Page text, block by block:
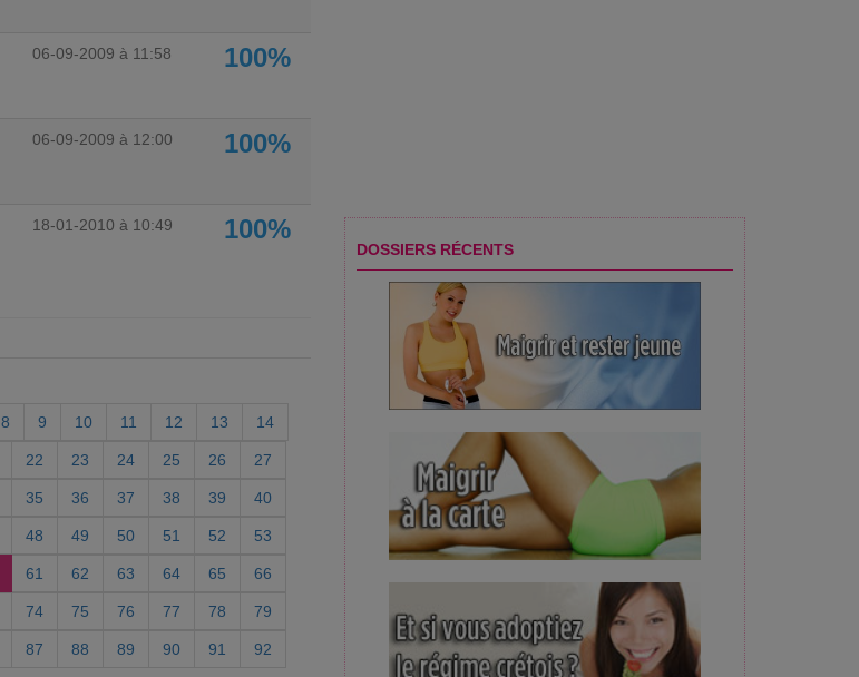
06-09-2009 à 11:58 100%
06-09-2009 à 12:00 100%
18-01-2010 à 10:49 100%
8 9 10 11 12 13 14
22 23 24 25 26 27
35 36 37 38 39 40
48 49 50 51 52 53
61 62 63 64 65 66
74 75 76 77 78 79
87 88 89 90 91 92
DOSSIERS RÉCENTS